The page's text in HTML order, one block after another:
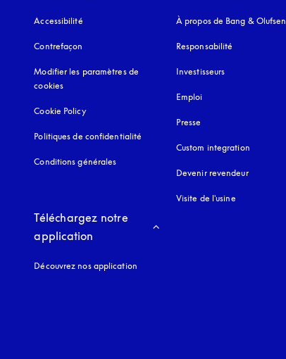
Accessibilité s’ouvre dans un nouvel onglet
Contrefaçon s’ouvre dans un nouvel onglet
Modifier les paramètres de
cookies
Cookie Policys’ouvre dans un nouvel onglet
Politiques de confidentialité
Conditions générales
À propos de Bang & Olufsen
Responsabilité
Investisseurs
Emploi
Presse
Custom integration
Devenir revendeur
Visite de l'usine
Téléchargez notre
application
Découvrez nos application